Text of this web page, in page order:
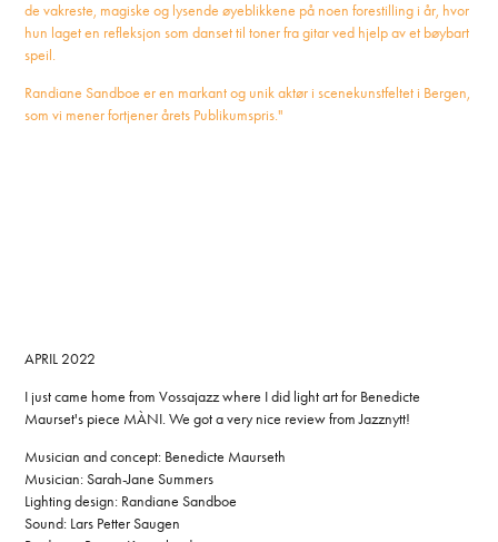
de vakreste, magiske og lysende øyeblikkene på noen forestilling i år, hvor
hun laget en refleksjon som danset til toner fra gitar ved hjelp av et bøybart
speil.
Randiane Sandboe er en markant og unik aktør i scenekunstfeltet i Bergen,
som vi mener fortjener årets Publikumspris."
APRIL 2022
I just came home from Vossajazz where I did light art for Benedicte
Maurset's piece MÀNI. We got a very nice review from Jazznytt!
Musician and concept: Benedicte Maurseth
Musician: Sarah-Jane Summers
Lighting design: Randiane Sandboe
Sound: Lars Petter Saugen